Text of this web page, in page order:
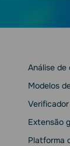
Análise de
Modelos
Extensão
Platforma